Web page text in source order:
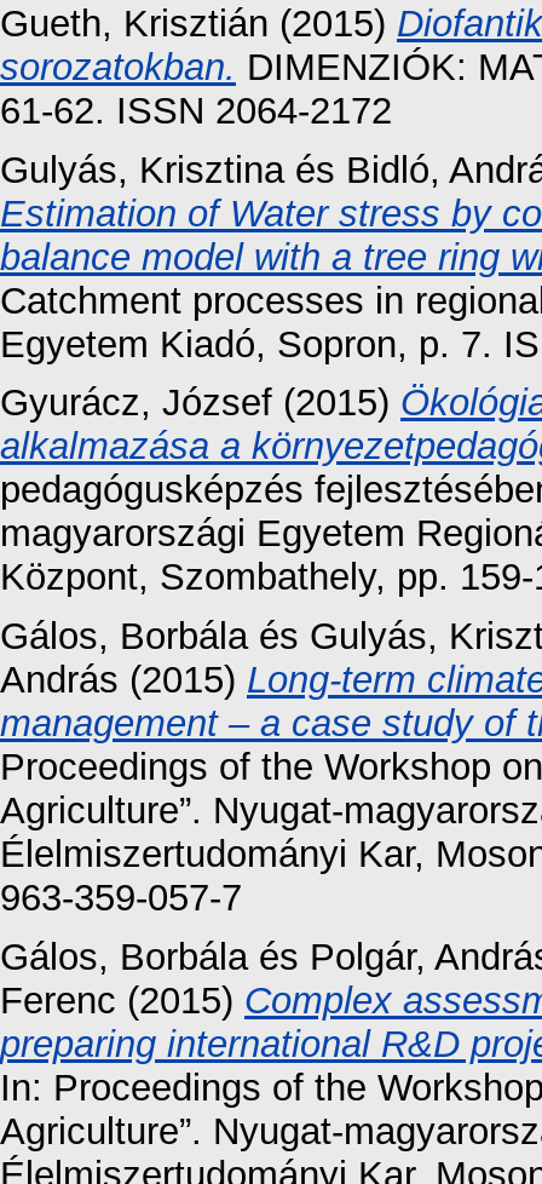
Gueth, Krisztián (2015)
sorozatokban. DIMENZIÓK:
61-62. ISSN 2064-2172
Gulyás, Krisztinaés Bidló,
Estimation of Water stress by
balance model with a tree ring
Catchment processes in
Egyetem Kiadó, Sopron, p. 7.
Gyurácz, József (2015)
alkalmazása a
pedagógusképzés
magyarországi Egyetem
Központ, Szombathely, pp.
Gálos, Borbálaés Gulyás,
András (2015) Long-term
management – a case study of
Proceedings of the Workshop
Agriculture”. Nyugat-
Élelmiszertudományi Kar,
963-359-057-7
Gálos, Borbálaés Polgár,
Ferenc (2015) Complex
preparing international R&D
In: Proceedings of the
Agriculture”. Nyugat-
Élelmiszertudományi Kar,